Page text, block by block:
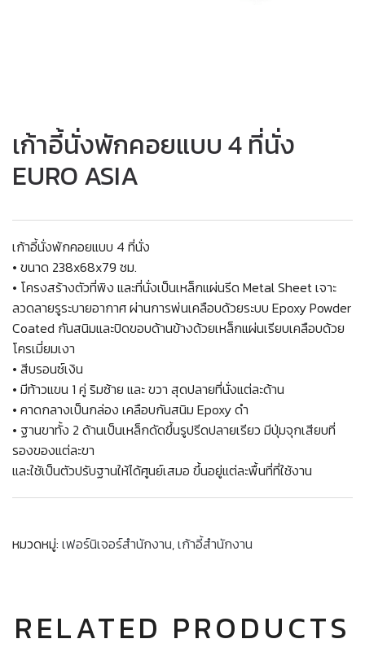
เก้าอี้นั่งพักคอยแบบ 4 ที่นั่ง
EURO ASIA
เก้าอี้นั่งพักคอยแบบ 4 ที่นั่ง
• ขนาด 238x68x79 ซม.
• โครงสร้างตัวที่พิง และที่นั่งเป็นเหล็กแผ่นรีด Metal Sheet เจาะ
ลวดลายรูระบายอากาศ ผ่านการพ่นเคลือบด้วยระบบ Epoxy Powder
Coated กันสนิมและปิดขอบด้านข้างด้วยเหล็กแผ่นเรียบเคลือบด้วย
โครเมี่ยมเงา
• สีบรอนซ์เงิน
• มีท้าวแขน 1 คู่ ริมซ้าย และ ขวา สุดปลายที่นั่งแต่ละด้าน
• คาดกลางเป็นกล่อง เคลือบกันสนิม Epoxy ดำ
• ฐานขาทั้ง 2 ด้านเป็นเหล็กดัดขึ้นรูปรีดปลายเรียว มีปุ่มจุกเสียบที่
รองของแต่ละขา
และใช้เป็นตัวปรับฐานให้ได้ศูนย์เสมอ ขึ้นอยู่แต่ละพื้นที่ที่ใช้งาน
หมวดหมู่: เฟอร์นิเจอร์สำนักงาน,เก้าอี้สำนักงาน
RELATED PRODUCTS